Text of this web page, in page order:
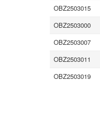
OBZ2503015
OBZ2503000
OBZ2503007
OBZ2503011
OBZ2503019